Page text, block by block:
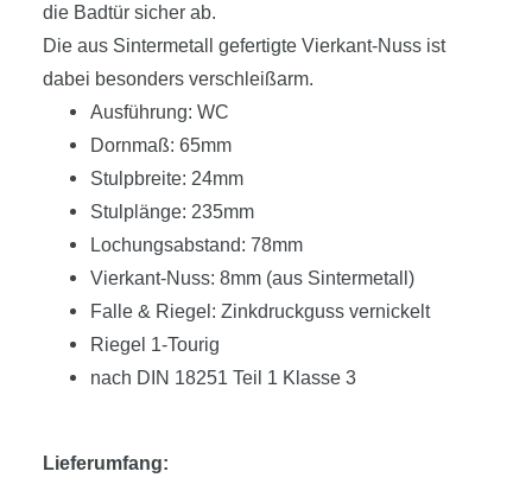
die Badtür sicher ab.
Die aus Sintermetall gefertigte Vierkant-Nuss ist
dabei besonders verschleißarm.
Ausführung: WC
Dornmaß: 65mm
Stulpbreite: 24mm
Stulplänge: 235mm
Lochungsabstand: 78mm
Vierkant-Nuss: 8mm (aus Sintermetall)
Falle & Riegel: Zinkdruckguss vernickelt
Riegel 1-Tourig
nach DIN 18251 Teil 1 Klasse 3
Lieferumfang: